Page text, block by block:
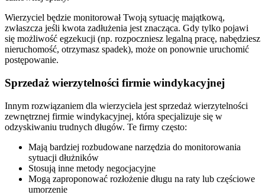
Wierzyciel będzie monitorował Twoją sytuację majątkową,
zwłaszcza jeśli kwota zadłużenia jest znacząca. Gdy tylko pojawi
się możliwość egzekucji (np. rozpoczniesz legalną pracę, nabędziesz
nieruchomość, otrzymasz spadek), może on ponownie uruchomić
postępowanie.
Sprzedaż wierzytelności firmie windykacyjnej
Innym rozwiązaniem dla wierzyciela jest sprzedaż wierzytelności
zewnętrznej firmie windykacyjnej, która specjalizuje się w
odzyskiwaniu trudnych długów. Te firmy często:
Mają bardziej rozbudowane narzędzia do monitorowania
sytuacji dłużników
Stosują inne metody negocjacyjne
Mogą zaproponować rozłożenie długu na raty lub częściowe
umorzenie